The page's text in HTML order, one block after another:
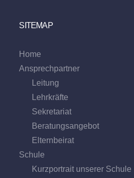
SITEMAP
Home
Ansprechpartner
Leitung
Lehrkräfte
Sekretariat
Beratungs­angebot
Eltern­beirat
Schule
Kurzportrait unserer Schule